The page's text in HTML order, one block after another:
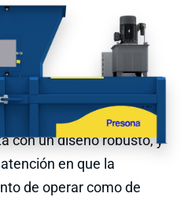
con un diseño robusto, y
en que la
de operar como de